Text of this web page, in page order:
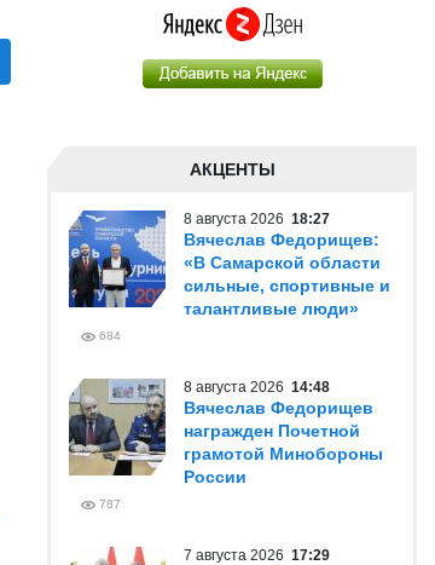
АКЦЕНТЫ
8 августа 2026 18:27
Вячеслав Федорищев:
«В Самарской области
сильные, спортивные и
талантливые люди»
684
8 августа 2026 14:48
Вячеслав Федорищев
награжден Почетной
грамотой Минобороны
России
787
7 августа 2026 17:29